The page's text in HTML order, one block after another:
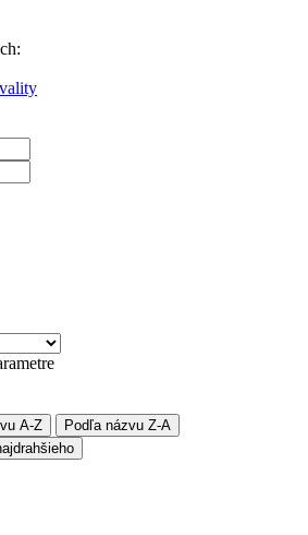
A-Z
Podľa názvu Z-A